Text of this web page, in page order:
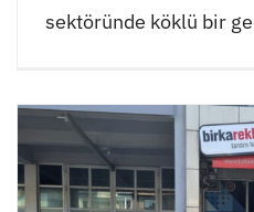
sektöründe köklü bir